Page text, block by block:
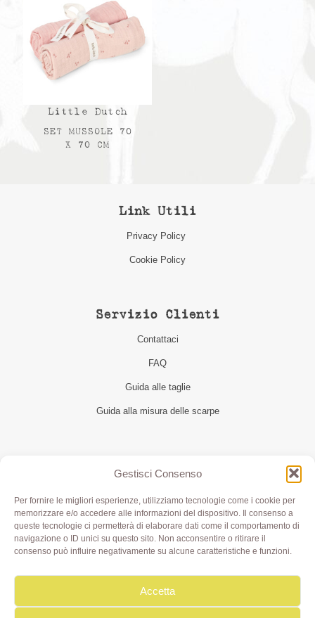
Gestisci Consenso
Per fornire le migliori esperienze, utilizziamo tecnologie come i cookie per
memorizzare e/o accedere alle informazioni del dispositivo. Il consenso a
queste tecnologie ci permetterà di elaborare dati come il comportamento di
navigazione o ID unici su questo sito. Non acconsentire o ritirare il
consenso può influire negativamente su alcune caratteristiche e funzioni.
Accetta
Little Dutch
SET MUSSOLE 70
X 70 CM
Link Utili
Privacy Policy
Cookie Policy
Servizio Clienti
Contattaci
FAQ
Guida alle taglie
Guida alla misura delle scarpe
Seguici
Olivia di Aimi Roberta | Borgo XX Marzo 6/c Parma | P.IVA
IT02499000343 - REA PR 245283 | © 2020 Olivialab. All